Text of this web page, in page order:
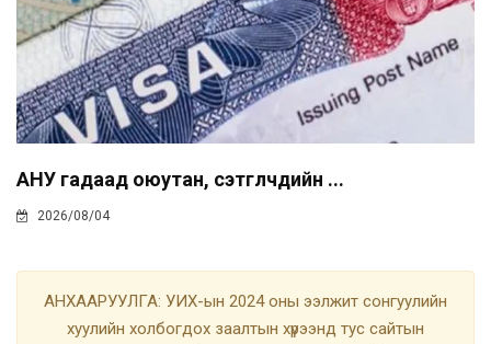
АНУ гадаад оюутан, сэтгүүлчдийн ...
2026/08/04
АНХААРУУЛГА: УИХ-ын 2024 оны ээлжит сонгуулийн
хуулийн холбогдох заалтын хүрээнд тус сайтын